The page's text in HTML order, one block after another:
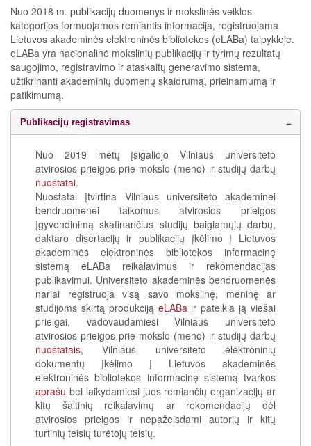
Nuo 2018 m. publikacijų duomenys ir mokslinės veiklos
kategorijos formuojamos remiantis informacija, registruojama
Lietuvos akademinės elektroninės bibliotekos (eLABa) talpykloje.
eLABa yra nacionalinė mokslinių publikacijų ir tyrimų rezultatų
saugojimo, registravimo ir ataskaitų generavimo sistema,
užtikrinanti akademinių duomenų skaidrumą, prieinamumą ir
patikimumą.
Publikacijų registravimas
Nuo 2019 metų įsigaliojo Vilniaus universiteto
atvirosios prieigos prie mokslo (meno) ir studijų darbų
nuostatai.
Nuostatai įtvirtina Vilniaus universiteto akademinei
bendruomenei taikomus atvirosios prieigos
įgyvendinimą skatinančius studijų baigiamųjų darbų,
daktaro disertacijų ir publikacijų įkėlimo į Lietuvos
akademinės elektroninės bibliotekos informacinę
sistemą eLABa reikalavimus ir rekomendacijas
publikavimui. Universiteto akademinės bendruomenės
nariai registruoja visą savo mokslinę, meninę ar
studijoms skirtą produkciją eLABair pateikia ją viešai
prieigai, vadovaudamiesi Vilniaus universiteto
atvirosios prieigos prie mokslo (meno) ir studijų darbų
nuostatais, Vilniaus universiteto elektroninių
dokumentų įkėlimo į Lietuvos akademinės
elektroninės bibliotekos informacinę sistemą tvarkos
aprašu bei laikydamiesi juos remiančių organizacijų ar
kitų šaltinių reikalavimų ar rekomendacijų dėl
atvirosios prieigos ir nepažeisdami autorių ir kitų
turtinių teisių turėtojų teisių.